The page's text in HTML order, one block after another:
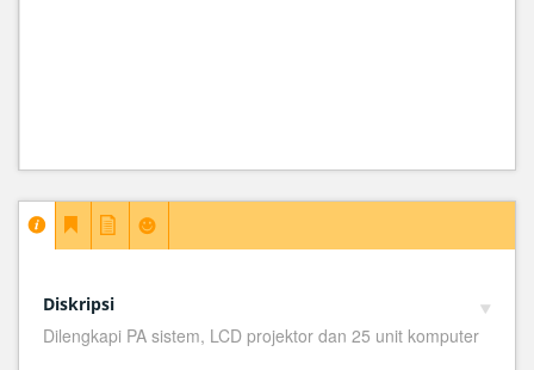
Diskripsi
Dilengkapi PA sistem, LCD projektor dan 25 unit komputer